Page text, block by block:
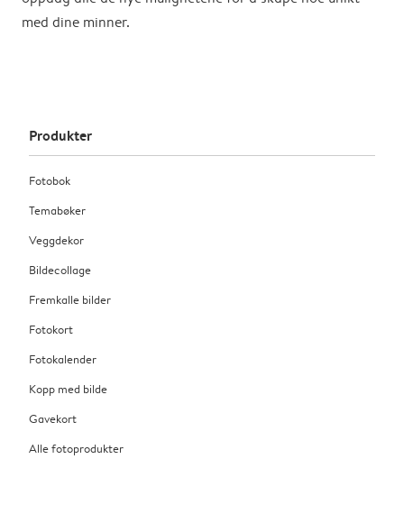
med dine minner.
Produkter
Fotobok
Temabøker
Veggdekor
Bildecollage
Fremkalle bilder
Fotokort
Fotokalender
Kopp med bilde
Gavekort
Alle fotoprodukter